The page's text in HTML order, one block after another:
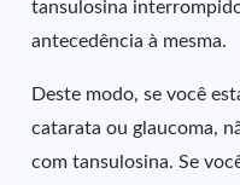
tansulosina
antecedência à mesma.
Deste modo, se você
catarata ou glaucoma,
com tansulosina. Se